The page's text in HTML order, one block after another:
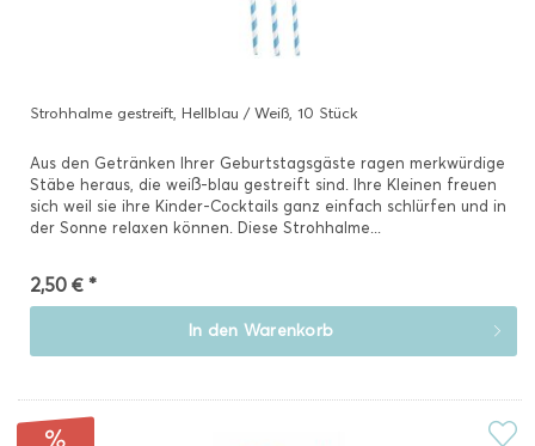
Strohhalme gestreift, Hellblau / Weiß, 10 Stück
Aus den Getränken Ihrer Geburtstagsgäste ragen merkwürdige
Stäbe heraus, die weiß-blau gestreift sind. Ihre Kleinen freuen
sich weil sie ihre Kinder-Cocktails ganz einfach schlürfen und in
der Sonne relaxen können. Diese Strohhalme...
2,50 € *
In den Warenkorb